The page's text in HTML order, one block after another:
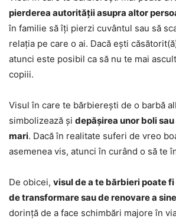
pierderea autorității asupra altor
în familie să îți pierzi cuvântul sau să
relația pe care o ai. Dacă ești
atunci este posibil ca să nu te mai
copiii.
Visul în care te bărbierești de o barbă
simbolizează și depășirea unor boli
mari. Dacă în realitate suferi de vreo
asemenea vis, atunci în curând o să te
De obicei, visul de a te bărbieri poate
de transformare sau de renovare a
dorință de a face schimbări majore în